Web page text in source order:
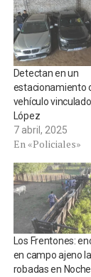
Detectan en un
estacionamiento
vehículo
López
7 abril, 2025
En «Policiales»
Los Frentones:
en campo ajeno
robadas en